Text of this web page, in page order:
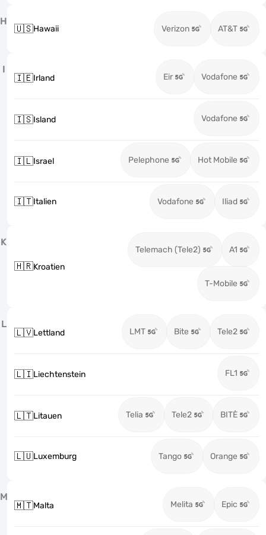
H
🇺🇸Hawaii Verizon AT&T
I
🇮🇪Irland Eir Vodafone
🇮🇸Island Vodafone
🇮🇱Israel Pelephone Hot Mobile
🇮🇹Italien Vodafone Iliad
K
🇭🇷Kroatien
Telemach (Tele2) A1
T-Mobile
L
🇱🇻Lettland LMT Bite Tele2
🇱🇮Liechtenstein FL1
🇱🇹Litauen Telia Tele2 BITĖ
🇱🇺Luxemburg Tango Orange
M
🇲🇹Malta Melita Epic